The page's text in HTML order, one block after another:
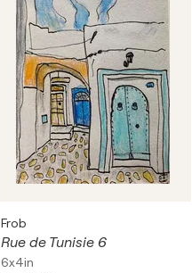
Frob
Rue de Tunisie 6
6x4in